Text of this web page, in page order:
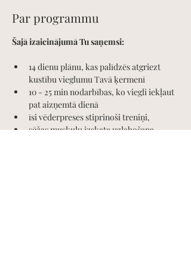
Par programmu
Šajā izaicinājumā Tu saņemsi:
14 dienu plānu, kas palīdzēs atgriezt
kustību vieglumu Tavā ķermenī
10 - 25 min nodarbības, ko viegli iekļaut
pat aizņemtā dienā
īsi vēderpreses stiprinoši treniņi,
sēžas muskuļu izskata uzlabošana,